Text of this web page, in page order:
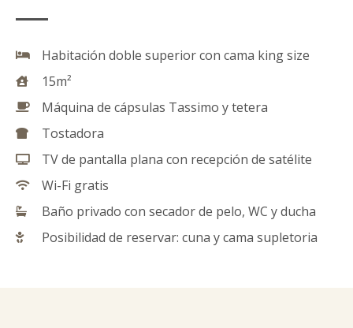
Habitación doble superior con cama king size
15m²
Máquina de cápsulas Tassimo y tetera
Tostadora
TV de pantalla plana con recepción de satélite
Wi-Fi gratis
Baño privado con secador de pelo, WC y ducha
Posibilidad de reservar: cuna y cama supletoria